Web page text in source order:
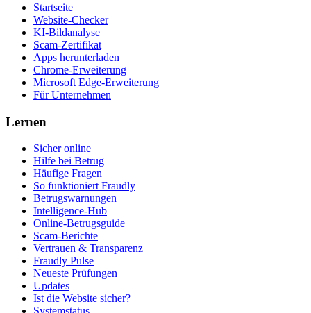
Startseite
Website-Checker
KI-Bildanalyse
Scam-Zertifikat
Apps herunterladen
Chrome-Erweiterung
Microsoft Edge-Erweiterung
Für Unternehmen
Lernen
Sicher online
Hilfe bei Betrug
Häufige Fragen
So funktioniert Fraudly
Betrugswarnungen
Intelligence-Hub
Online-Betrugsguide
Scam-Berichte
Vertrauen & Transparenz
Fraudly Pulse
Neueste Prüfungen
Updates
Ist die Website sicher?